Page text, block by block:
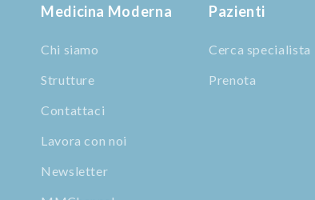
Medicina Moderna
Chi siamo
Strutture
Contattaci
Lavora con noi
Newsletter
Pazienti
Cerca specialista
Prenota